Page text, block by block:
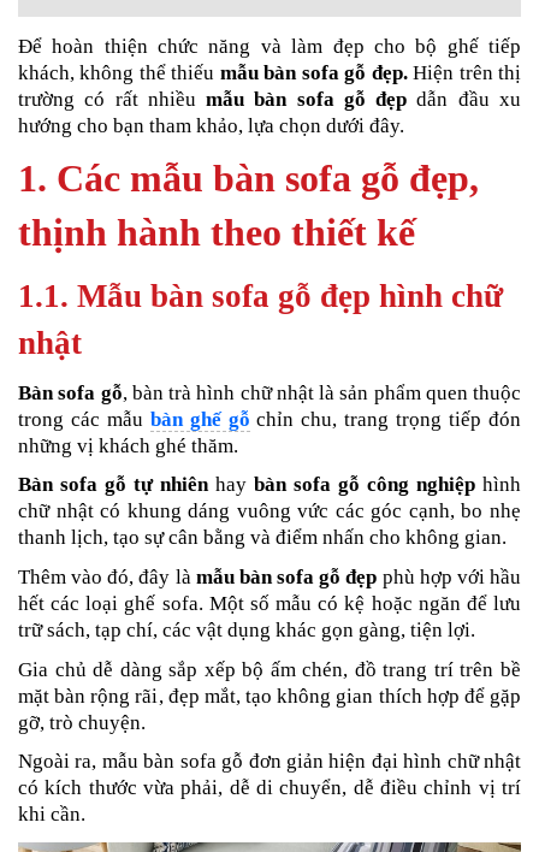
Để hoàn thiện chức năng và làm đẹp cho bộ ghế tiếp
khách, không thể thiếu mẫu bàn sofa gỗ đẹp.Hiện trên thị
trường có rất nhiềumẫu bàn sofa gỗ đẹpdẫn đầu xu
hướng cho bạn tham khảo, lựa chọn dưới đây.
1. Các mẫu bàn sofa gỗ đẹp,
thịnh hành theo thiết kế
1.1. Mẫu bàn sofa gỗ đẹp hình chữ
nhật
Bàn sofa gỗ, bàn trà hình chữ nhật là sản phẩm quen thuộc
trong các mẫu bàn ghế gỗ chỉn chu, trang trọng tiếp đón
những vị khách ghé thăm.
Bàn sofa gỗ tự nhiên hay bàn sofa gỗ công nghiệp hình
chữ nhật có khung dáng vuông vức các góc cạnh, bo nhẹ
thanh lịch, tạo sự cân bằng và điểm nhấn cho không gian.
Thêm vào đó, đây là mẫu bàn sofa gỗ đẹp phù hợp với hầu
hết các loại ghế sofa. Một số mẫu có kệ hoặc ngăn để lưu
trữ sách, tạp chí, các vật dụng khác gọn gàng, tiện lợi.
Gia chủ dễ dàng sắp xếp bộ ấm chén, đồ trang trí trên bề
mặt bàn rộng rãi, đẹp mắt, tạo không gian thích hợp để gặp
gỡ, trò chuyện.
Ngoài ra, mẫu bàn sofa gỗ đơn giản hiện đại hình chữ nhật
có kích thước vừa phải, dễ di chuyển, dễ điều chỉnh vị trí
khi cần.